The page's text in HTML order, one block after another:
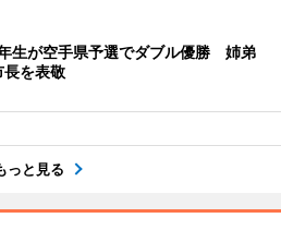
生が空手県予選でダブル優勝 姉弟
長を表敬
っと見る